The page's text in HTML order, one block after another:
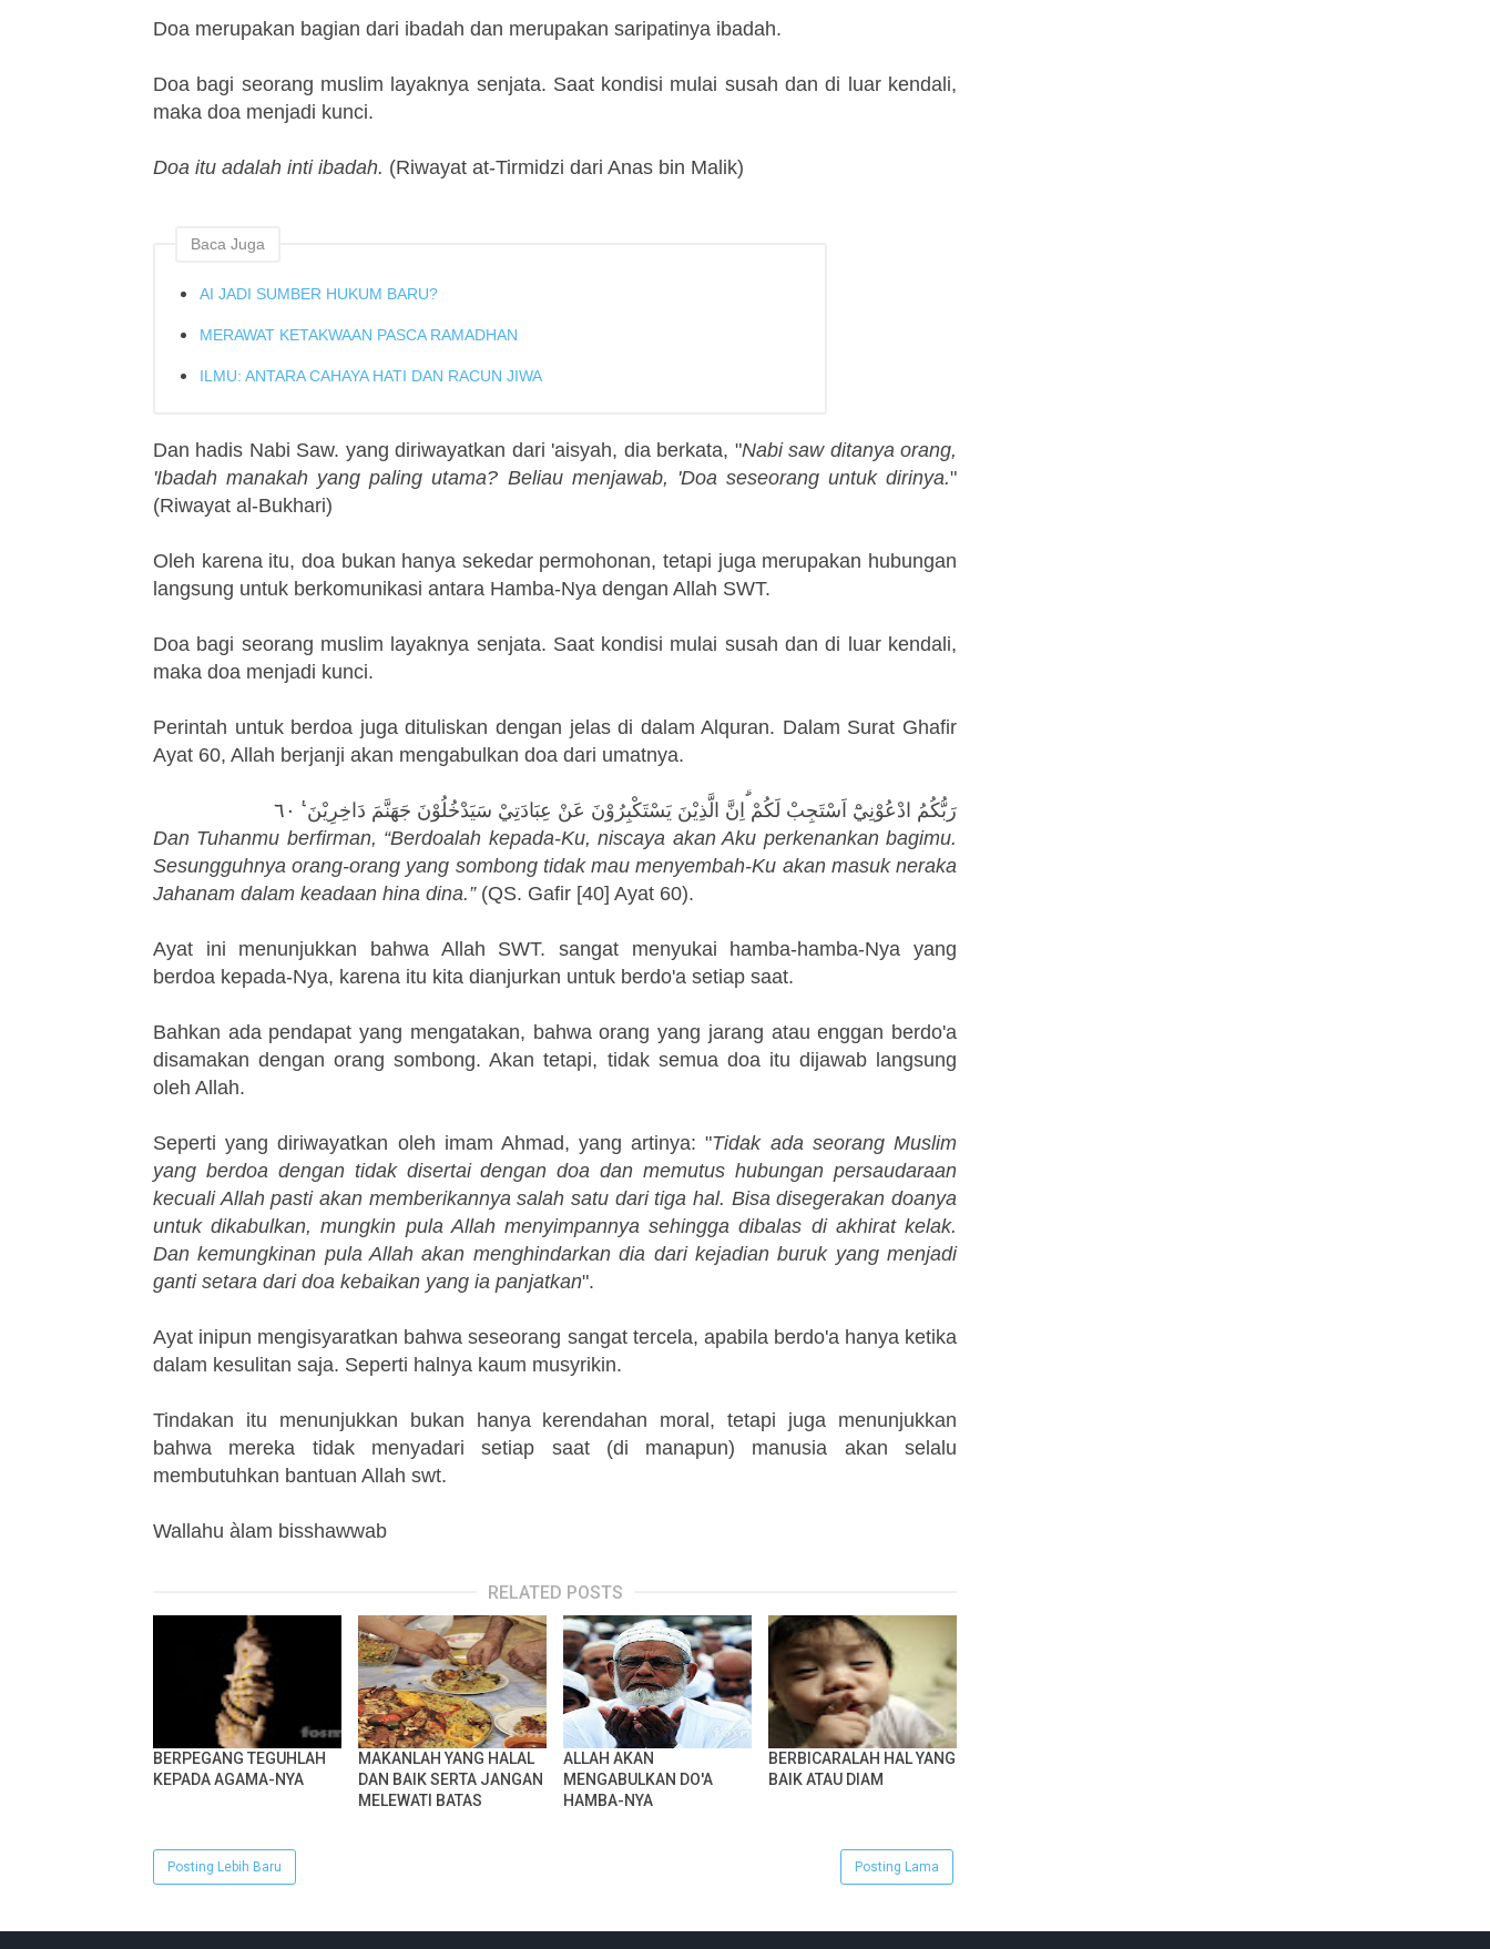
Doa merupakan bagian dari ibadah dan merupakan saripatinya ibadah.
Doa bagi seorang muslim layaknya senjata. Saat kondisi mulai susah dan di luar kendali,
maka doa menjadi kunci.
Doa itu adalah inti ibadah. (Riwayat at-Tirmidzi dari Anas bin Malik)
Baca Juga
AI JADI SUMBER HUKUM BARU?
MERAWAT KETAKWAAN PASCA RAMADHAN
ILMU: ANTARA CAHAYA HATI DAN RACUN JIWA
Dan hadis Nabi Saw. yang diriwayatkan dari 'aisyah, dia berkata, "Nabi saw ditanya orang,
'Ibadah manakah yang paling utama? Beliau menjawab, 'Doa seseorang untuk dirinya."
(Riwayat al-Bukhari)
Oleh karena itu, doa bukan hanya sekedar permohonan, tetapi juga merupakan hubungan
langsung untuk berkomunikasi antara Hamba-Nya dengan Allah SWT.
Doa bagi seorang muslim layaknya senjata. Saat kondisi mulai susah dan di luar kendali,
maka doa menjadi kunci.
Perintah untuk berdoa juga dituliskan dengan jelas di dalam Alquran. Dalam Surat Ghafir
Ayat 60, Allah berjanji akan mengabulkan doa dari umatnya.
رَبُّكُمُ ادْعُوْنِيْٓ اَسْتَجِبْ لَكُمْ ۗاِنَّ الَّذِيْنَ يَسْتَكْبِرُوْنَ عَنْ عِبَادَتِيْ سَيَدْخُلُوْنَ جَهَنَّمَ دَاخِرِيْنَ ࣖ ٦٠
Dan Tuhanmu berfirman, “Berdoalah kepada-Ku, niscaya akan Aku perkenankan bagimu.
Sesungguhnya orang-orang yang sombong tidak mau menyembah-Ku akan masuk neraka
Jahanam dalam keadaan hina dina.”(QS. Gafir [40] Ayat 60).
Ayat ini menunjukkan bahwa Allah SWT. sangat menyukai hamba-hamba-Nya yang
berdoa kepada-Nya, karena itu kita dianjurkan untuk berdo'a setiap saat.
Bahkan ada pendapat yang mengatakan, bahwa orang yang jarang atau enggan berdo'a
disamakan dengan orang sombong. Akan tetapi, tidak semua doa itu dijawab langsung
oleh Allah.
Seperti yang diriwayatkan oleh imam Ahmad, yang artinya: "Tidak ada seorang Muslim
yang berdoa dengan tidak disertai dengan doa dan memutus hubungan persaudaraan
kecuali Allah pasti akan memberikannya salah satu dari tiga hal. Bisa disegerakan doanya
untuk dikabulkan, mungkin pula Allah menyimpannya sehingga dibalas di akhirat kelak.
Dan kemungkinan pula Allah akan menghindarkan dia dari kejadian buruk yang menjadi
ganti setara dari doa kebaikan yang ia panjatkan".
Ayat inipun mengisyaratkan bahwa seseorang sangat tercela, apabila berdo'a hanya ketika
dalam kesulitan saja. Seperti halnya kaum musyrikin.
Tindakan itu menunjukkan bukan hanya kerendahan moral, tetapi juga menunjukkan
bahwa mereka tidak menyadari setiap saat (di manapun) manusia akan selalu
membutuhkan bantuan Allah swt.
Wallahu àlam bisshawwab
RELATED POSTS
BERPEGANG TEGUHLAH
KEPADA AGAMA-NYA
MAKANLAH YANG HALAL
DAN BAIK SERTA JANGAN
MELEWATI BATAS
ALLAH AKAN
MENGABULKAN DO'A
HAMBA-NYA
BERBICARALAH HAL YANG
BAIK ATAU DIAM
Posting Lebih Baru Posting Lama